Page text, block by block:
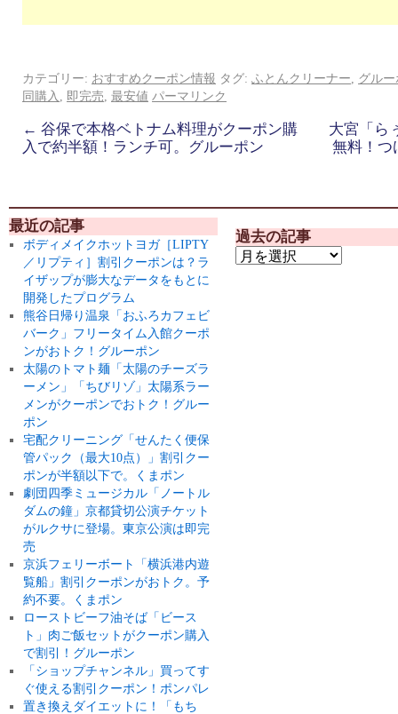
カテゴリー: おすすめクーポン情報 タグ: ふとんクリーナー
グル
同購入
即完売 最安値 パーマリンク
← 谷保で本格ベトナム料理がクーポン購
入で約半額！ランチ可。グルーポン
大宮「ら
無料！つ
最近の記事
ボディメイクホットヨガ［LIPTY
／リプティ］割引クーポンは？ラ
イザップが膨大なデータをもとに
開発したプログラム
熊谷日帰り温泉「おふろカフェビ
バーク」フリータイム入館クーポ
ンがおトク！グルーポン
太陽のトマト麺「太陽のチーズラ
ーメン」「ちびリゾ」太陽系ラー
メンがクーポンでおトク！グルー
ポン
宅配クリーニング「せんたく便保
管パック（最大10点）」割引クー
ポンが半額以下で。くまポン
劇団四季ミュージカル「ノートル
ダムの鐘」京都貸切公演チケット
がルクサに登場。東京公演は即完
売
京浜フェリーボート「横浜港内遊
覧船」割引クーポンがおトク。予
約不要。くまポン
ローストビーフ油そば「ビース
ト」肉ご飯セットがクーポン購入
で割引！グルーポン
「ショップチャンネル」買ってす
ぐ使える割引クーポン！ポンパレ
置き換えダイエットに！「もち
過去の記事